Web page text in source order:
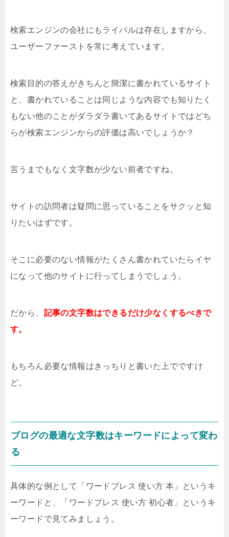
検索エンジンの会社にもライバルは存在しますから、
ユーザーファーストを常に考えています。
検索目的の答えがきちんと簡潔に書かれているサイト
と、書かれていることは同じような内容でも知りたく
もない他のことがダラダラ書いてあるサイトではどち
らが検索エンジンからの評価は高いでしょうか？
言うまでもなく文字数が少ない前者ですね。
サイトの訪問者は疑問に思っていることをサクッと知
りたいはずです。
そこに必要のない情報がたくさん書かれていたらイヤ
になって他のサイトに行ってしまうでしょう。
だから、 記事の文字数はできるだけ少なくするべきで
す。
もちろん必要な情報はきっちりと書いた上でですけ
ど。
ブログの最適な文字数はキーワードによって変わ
る
具体的な例として「ワードプレス 使い方 本」というキ
ーワードと、「ワードプレス 使い方 初心者」というキ
ーワードで見てみましょう。